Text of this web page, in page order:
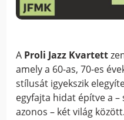
A Proli Jazz Kvartett
amely a 60-as, 70-es
stílusát igyekszik
egyfajta hidat építve a
azonos – két világ között.